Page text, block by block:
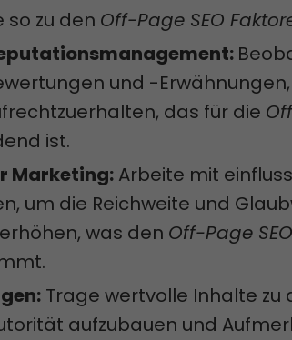
zu den Off-Page SEO
und -
das für die
ist.
Marketing: Arbeite mit
um die Reichweite und
was den Off-Page
Trage wertvolle Inhalte zu
aufzubauen und